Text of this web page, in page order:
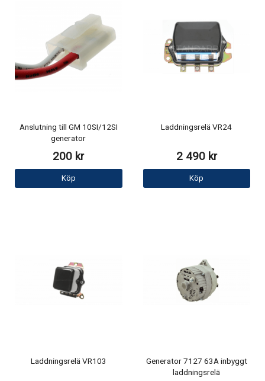
Anslutning till GM 10SI/12SI
generator
200 kr
Köp
Laddningsrelä VR24
2 490 kr
Köp
Laddningsrelä VR103
Generator 7127 63A inbyggt
laddningsrelä